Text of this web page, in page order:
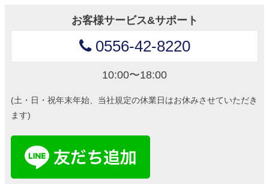
お客様サービス&サポート
0556-42-8220
10:00〜18:00
(土・日・祝年末年始、当社規定の休業日はお休みさせていただき
ます)